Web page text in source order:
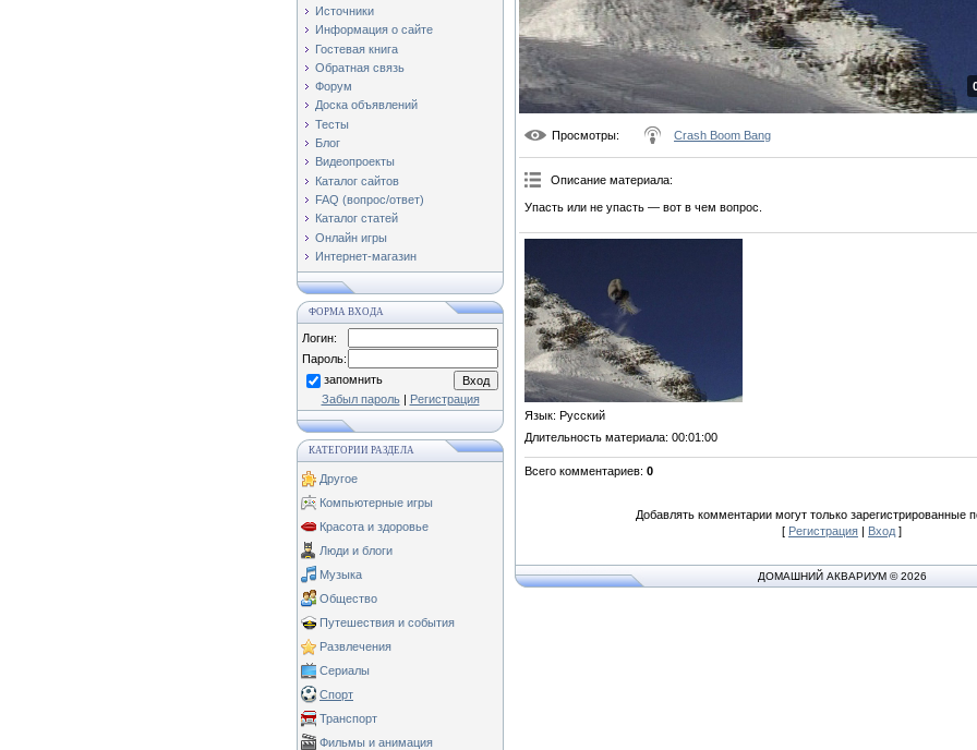
Источники
Информация о сайте
Гостевая книга
Обратная связь
Форум
Доска объявлений
Тесты
Блог
Видеопроекты
Каталог сайтов
FAQ (вопрос/ответ)
Каталог статей
Онлайн игры
Интернет-магазин
ФОРМА ВХОДА
Логин:
Пароль:
запомнить
Забыл пароль| Регистрация
КАТЕГОРИИ РАЗДЕЛА
Другое
Компьютерные игры
Красота и здоровье
Люди и блоги
Музыка
Общество
Путешествия и события
Развлечения
Сериалы
Спорт
Транспорт
Фильмы и анимация
Просмотры: Crash Boom Bang
Описание материала:
Упасть или не упасть — вот в чем вопрос.
Язык: Русский
Длительность материала: 00:01:00
Всего комментариев: 0
Добавлять комментарии могут только зарегистрированные
[ Регистрация | Вход ]
ДОМАШНИЙ АКВАРИУМ © 2026